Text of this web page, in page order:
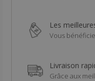
Les
Vous
Livraison
Grâce aux